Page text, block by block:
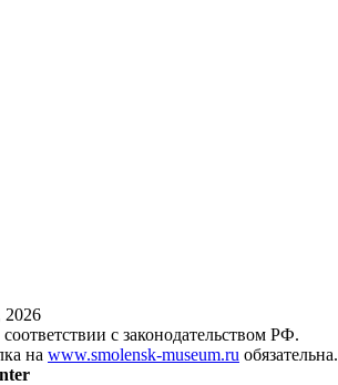
2026
с законодательством РФ.
на www.smolensk-museum.ru обязательна.